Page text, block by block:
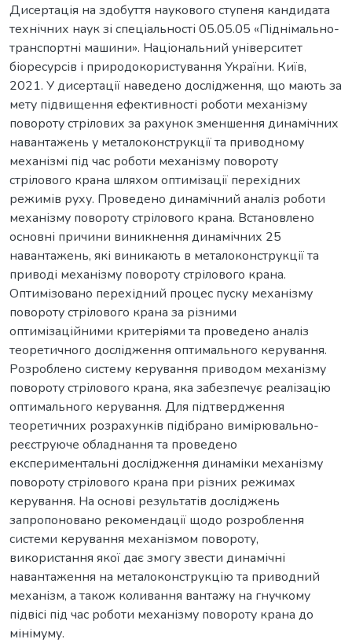
Дисертація на здобуття наукового ступеня кандидата
технічних наук зі спеціальності 05.05.05 «Піднімально-
транспортні машини». Національний університет
біоресурсів і природокористування України. Київ,
2021. У дисертації наведено дослідження, що мають за
мету підвищення ефективності роботи механізму
повороту стрілових за рахунок зменшення динамічних
навантажень у металоконструкції та приводному
механізмі під час роботи механізму повороту
стрілового крана шляхом оптимізації перехідних
режимів руху. Проведено динамічний аналіз роботи
механізму повороту стрілового крана. Встановлено
основні причини виникнення динамічних 25
навантажень, які виникають в металоконструкції та
приводі механізму повороту стрілового крана.
Оптимізовано перехідний процес пуску механізму
повороту стрілового крана за різними
оптимізаційними критеріями та проведено аналіз
теоретичного дослідження оптимального керування.
Розроблено систему керування приводом механізму
повороту стрілового крана, яка забезпечує реалізацію
оптимального керування. Для підтвердження
теоретичних розрахунків підібрано вимірювально-
реєструюче обладнання та проведено
експериментальні дослідження динаміки механізму
повороту стрілового крана при різних режимах
керування. На основі результатів досліджень
запропоновано рекомендації щодо розроблення
системи керування механізмом повороту,
використання якої дає змогу звести динамічні
навантаження на металоконструкцію та приводний
механізм, а також коливання вантажу на гнучкому
підвісі під час роботи механізму повороту крана до
мінімуму.